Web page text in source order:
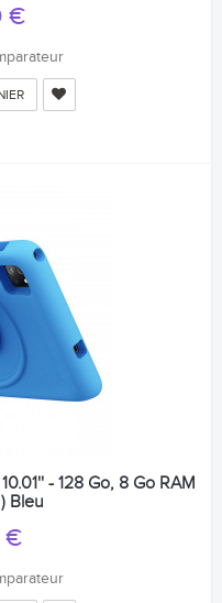
€
- 128 Go, 8 Go RAM
Bleu
€